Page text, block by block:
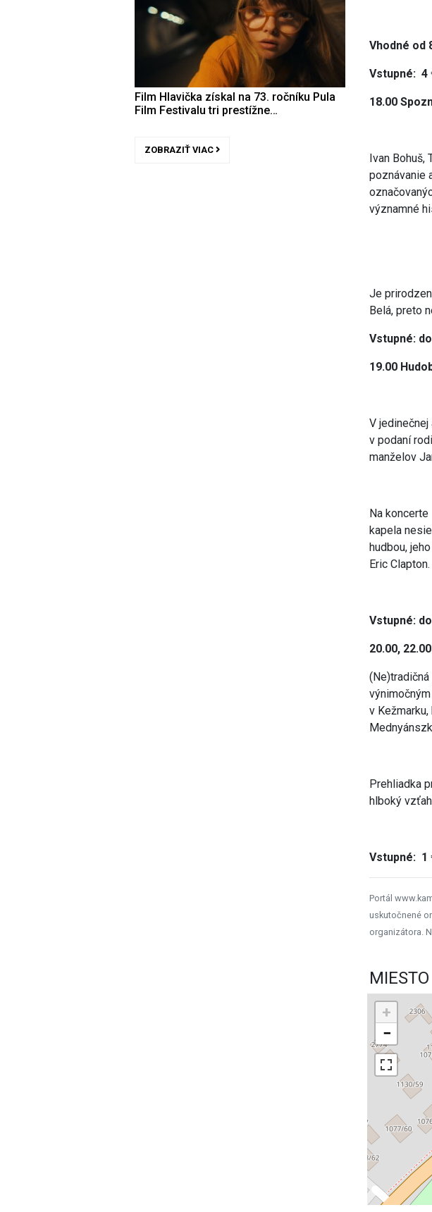
Film Hlavička získal na 73. ročníku Pula
Film Festivalu tri prestížne…
ZOBRAZIŤ VIAC
Vhodné od
Vstupné: 4
18.00
Ivan Bohuš,
poznávanie
významné
Je
Belá, preto
Vstupné:
19.00
V
v podaní
manželov
Na
kapela
hudbou,
Eric Clapton.
Vstupné:
20.00,
v
Prehliadka
hlboký
Vstupné: 1
Portál
uskutočnené
organizátora.
+
−